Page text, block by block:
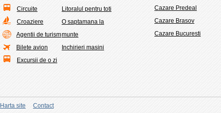
Circuite
Croaziere
Agentii de turism
Bilete avion
Excursii de o zi
Litoralul pentru toti
O saptamana la
munte
Inchirieri masini
Cazare Predeal
Cazare Brasov
Cazare Bucuresti
Harta site Contact